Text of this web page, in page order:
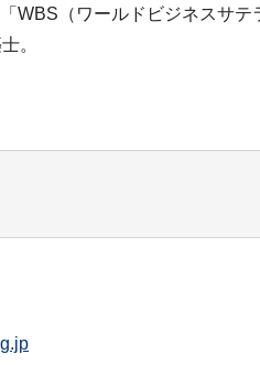
WBS（ワールドビジネスサ
。